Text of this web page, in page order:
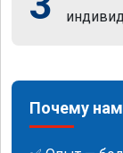
Почему